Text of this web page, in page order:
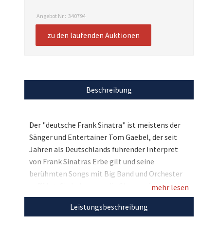
Angebot Nr.: 340794
zu den laufenden Auktionen
Beschreibung
Der "deutsche Frank Sinatra" ist meistens der
Sänger und Entertainer Tom Gaebel, der seit
Jahren als Deutschlands führender Interpret
von Frank Sinatras Erbe gilt und seine
berühmten Songs mit Big Band und Orchester
aufführt. Sie haben nun die Chance eine
signierte und hochwertig gerahmte Fliege des
Soul-Stars inklusive einer ebenfalls signierten
mehr lesen
Leistungsbeschreibung